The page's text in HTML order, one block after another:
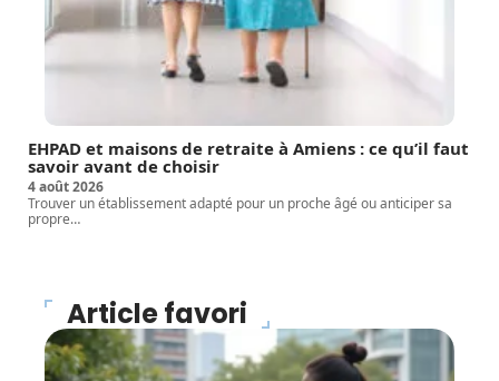
EHPAD et maisons de retraite à Amiens : ce qu’il faut
savoir avant de choisir
4 août 2026
Trouver un établissement adapté pour un proche âgé ou anticiper sa
propre…
Article favori